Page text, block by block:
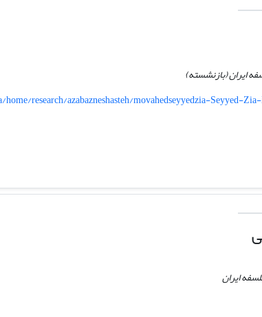
ایران (بازنشسته)
research/azabazneshasteh/movahedseyyedzia-Seyyed-
ایران